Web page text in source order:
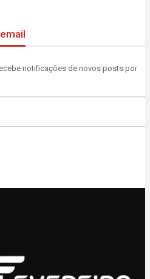
notificações de novos posts por